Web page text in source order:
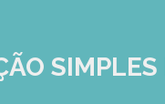
SIMPLES